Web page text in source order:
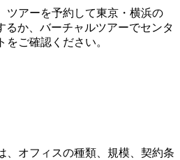
ツアーを予約して東京・横浜の
るか、バーチャルツアーでセンタ
ご確認ください。
、オフィスの種類、規模、契約条